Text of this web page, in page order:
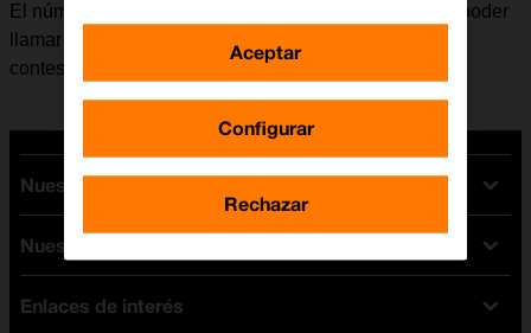
El número del contestador se puede guardar para así poder
llamar y escuchar los mensajes que han dejado en el
contestador.
Nuestras tarifas
Tarifas Orange
Tarifas fibra y móvil
Tarifas móviles
Nuestros dispositivos
Ofertas en móviles
Enlaces de interés
Configurar
Rechazar
Aceptar